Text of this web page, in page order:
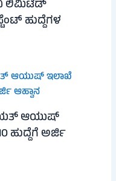
ಲಿಮಿಟೆಡ್
ಹುದ್ದೆಗಳ
ಆಯುಷ್
ಹುದ್ದೆಗೆ ಅರ್ಜಿ